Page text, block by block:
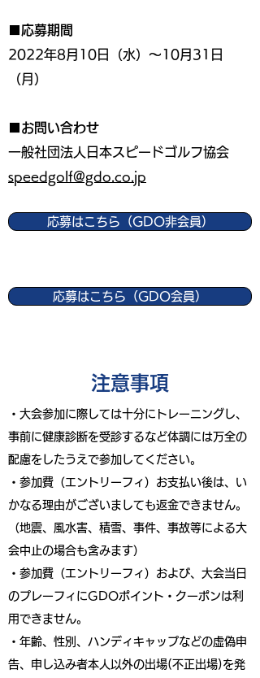
■応募期間
2022年8月10日（水）〜10月31日
（月）
■お問い合わせ
一般社団法人日本スピードゴルフ協会
speedgolf@gdo.co.jp
応募はこちら（GDO非会員）
応募はこちら（GDO会員）
​注意事項
・大会参加に際しては十分にトレーニングし、
事前に健康診断を受診するなど体調には万全の
配慮をしたうえで参加してください。
・参加費（エントリーフィ）お支払い後は、い
かなる理由がございましても返金できません。
（地震、風水害、積雪、事件、事故等による大
会中止の場合も含みます）
・参加費（エントリーフィ）および、大会当日
のプレーフィにGDOポイント・クーポンは利
用できません。
・年齢、性別、ハンディキャップなどの虚偽申
告、申し込み者本人以外の出場(不正出場)を発